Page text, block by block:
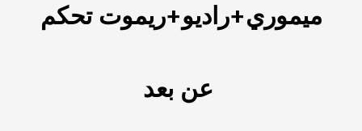
ميموري+راديو+ريموت تحكم